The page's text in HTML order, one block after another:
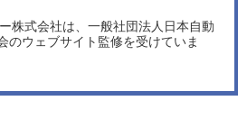
株式会社は、一般社団法人日本自動
のウェブサイト監修を受けていま